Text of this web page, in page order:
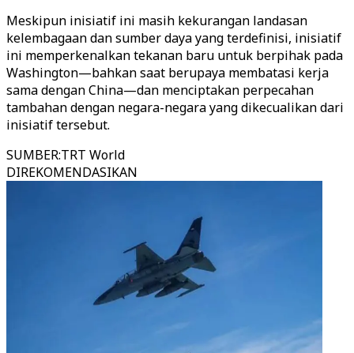
Meskipun inisiatif ini masih kekurangan landasan
kelembagaan dan sumber daya yang terdefinisi, inisiatif
ini memperkenalkan tekanan baru untuk berpihak pada
Washington—bahkan saat berupaya membatasi kerja
sama dengan China—dan menciptakan perpecahan
tambahan dengan negara-negara yang dikecualikan dari
inisiatif tersebut.
SUMBER:TRT World
DIREKOMENDASIKAN